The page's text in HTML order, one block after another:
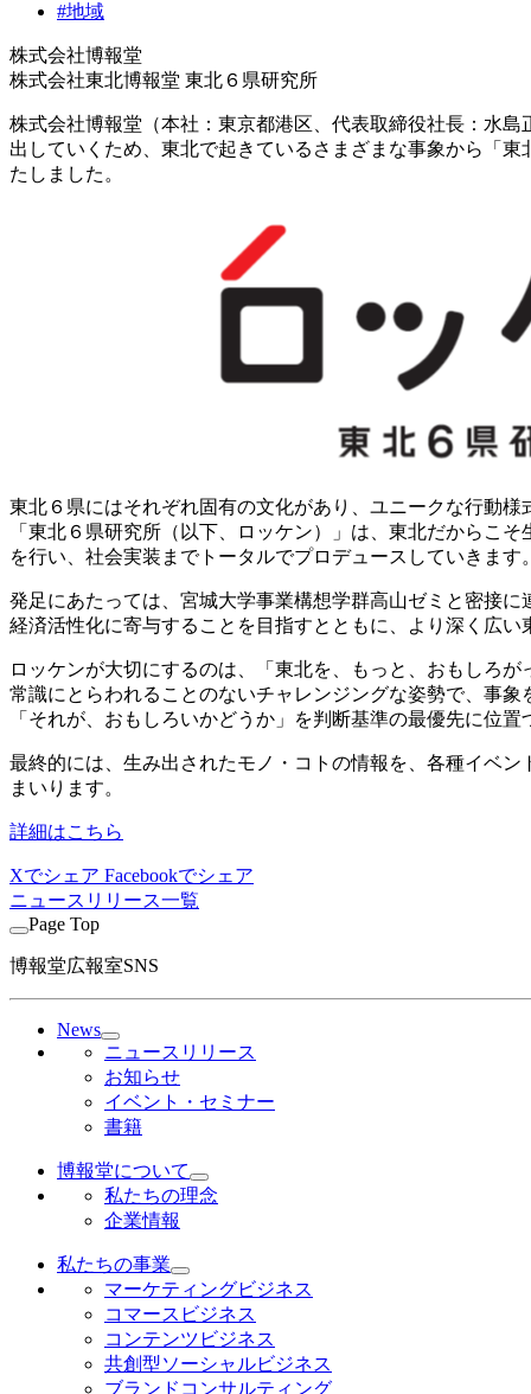
#地域
株式会社博報堂
株式会社東北博報堂 東北６県研究所
株式会社博報堂（本社：東京都港区、代表取締役社長：水
出していくため、東北で起きているさまざまな事象から「
たしました。
東北６県にはそれぞれ固有の文化があり、ユニークな行動
「東北６県研究所（以下、ロッケン）」は、東北だからこ
を行い、社会実装までトータルでプロデュースしていきます。
発足にあたっては、宮城大学事業構想学群高山ゼミと密接
経済活性化に寄与することを目指すとともに、より深く広
ロッケンが大切にするのは、「東北を、もっと、おもしろが
常識にとらわれることのないチャレンジングな姿勢で、
「それが、おもしろいかどうか」を判断基準の最優先に位置
最終的には、生み出されたモノ・コトの情報を、各種イベ
まいります。
詳細はこちら
Xでシェア Facebookでシェア
ニュースリリース一覧
Page Top
博報堂広報室SNS
News
ニュースリリース
お知らせ
イベント・セミナー
書籍
博報堂について
私たちの理念
企業情報
私たちの事業
マーケティングビジネス
コマースビジネス
コンテンツビジネス
共創型ソーシャルビジネス
ブランドコンサルティング